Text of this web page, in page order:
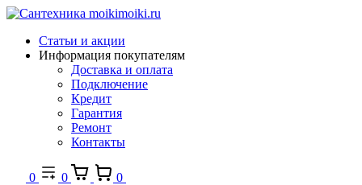
Статьи и акции
Информация покупателям
Доставка и оплата
Подключение
Кредит
Гарантия
Ремонт
Контакты
0 0 0